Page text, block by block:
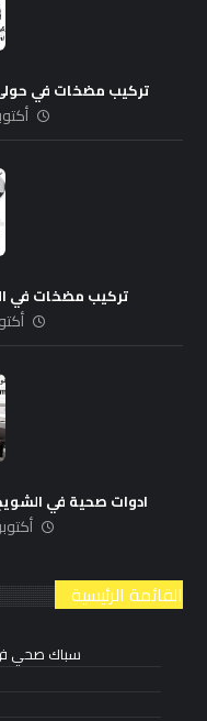
تركيب مضخات في حولى |55521593| صيانة مضخات
أكتوبر
تركيب مضخات في الدسمة
أكتوبر
ادوات صحية في الشويخ الصناعية
أكتوبر 23,
القائمة الرئيسية
سباك صحي في الكويت